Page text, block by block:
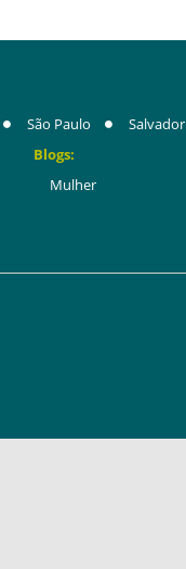
São Paulo
Salvador
Blogs:
Mulher